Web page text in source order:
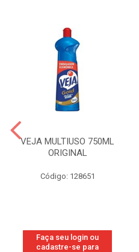
VEJA MULTIUSO 750ML
ORIGINAL
Código: 128651
Faça seu login ou
cadastre-se para